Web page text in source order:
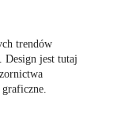
trendów
Design jest tutaj